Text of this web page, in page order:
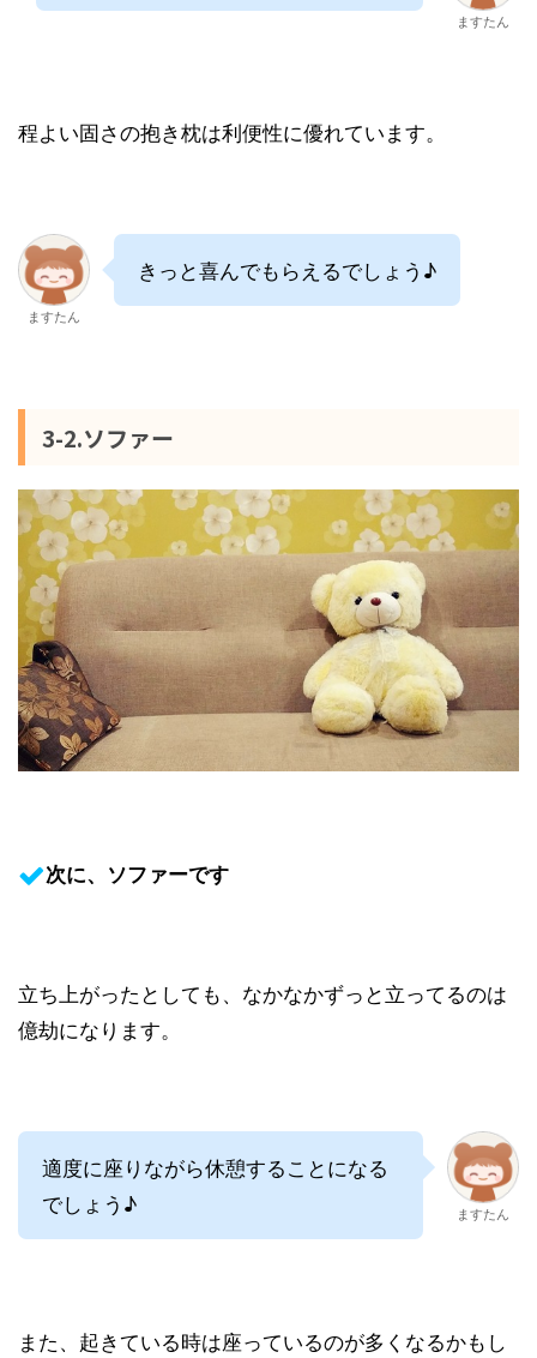
ますたん
程よい固さの抱き枕は利便性に優れています。
ますたん
きっと喜んでもらえるでしょう♪
3-2.ソファー
次に、ソファーです
立ち上がったとしても、なかなかずっと立ってるのは
億劫になります。
適度に座りながら休憩することになる
でしょう♪
ますたん
また、起きている時は座っているのが多くなるかもし